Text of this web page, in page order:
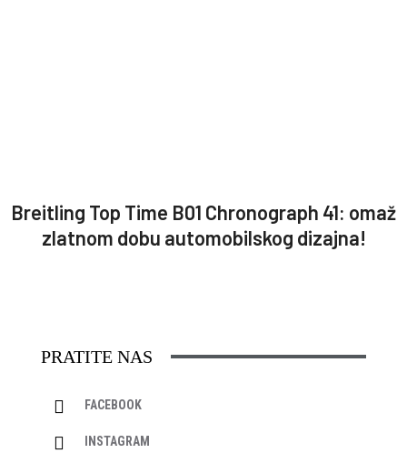
Breitling Top Time B01 Chronograph 41: omaž
zlatnom dobu automobilskog dizajna!
PRATITE NAS
FACEBOOK
INSTAGRAM